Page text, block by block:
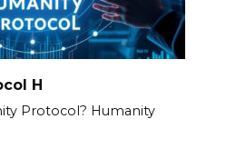
H
Protocol? Humanity